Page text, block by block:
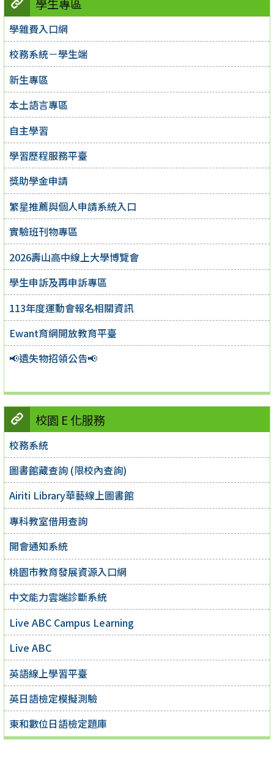
學生專區
學雜費入口網
校務系統－學生端
新生專區
本土語言專區
自主學習
學習歷程服務平臺
獎助學金申請
繁星推薦與個人申請系統入口
實驗班刊物專區
2026壽山高中線上大學博覽會
學生申訴及再申訴專區
113年度運動會報名相關資訊
Ewant育網開放教育平臺
📢遺失物招領公告📢
校園 E 化服務
校務系統
圖書館藏查詢 (限校內查詢)
Airiti Library華藝線上圖書館
專科教室借用查詢
開會通知系統
桃園市教育發展資源入口網
中文能力雲端診斷系統
Live ABC Campus Learning
Live ABC
英語線上學習平臺
英日語檢定模擬測驗
東和數位日語檢定題庫